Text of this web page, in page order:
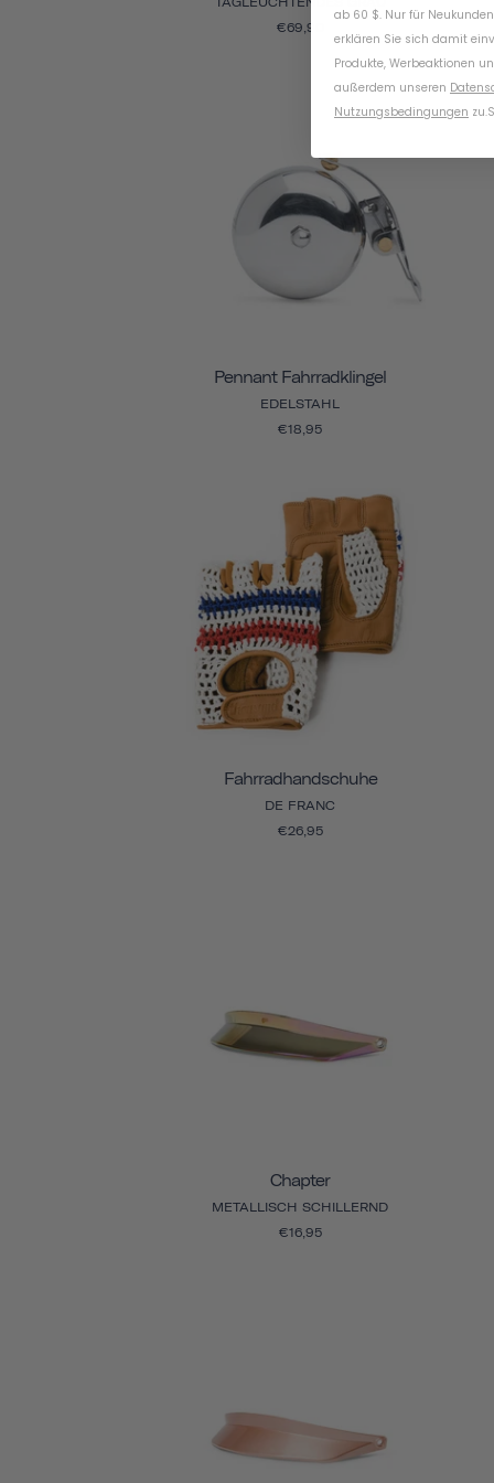
€69,90
Pennant Fahrradklingel
EDELSTAHL
€18,95
Fahrradhandschuhe
DE FRANC
€26,95
Chapter
METALLISCH SCHILLERND
€16,95
ab 60 $. Nur für
erklären Sie sich damit
Produkte, Werbeaktionen
außerdem unseren
Nutzungsbedingungen zu.